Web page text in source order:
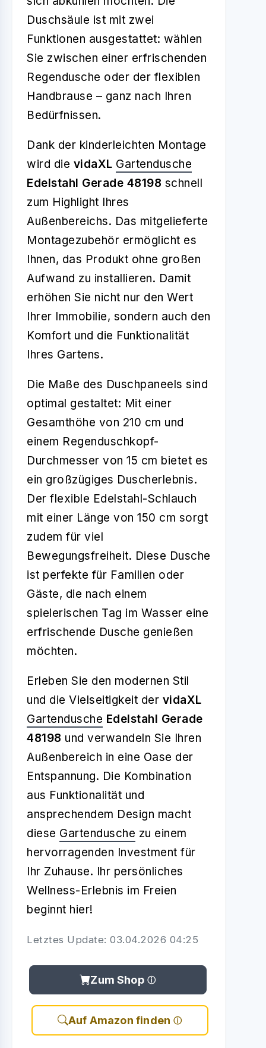
Duschsäule ist mit zwei
Funktionen ausgestattet: wählen
Sie zwischen einer erfrischenden
Regendusche oder der flexiblen
Handbrause – ganz nach Ihren
Bedürfnissen.
Dank der kinderleichten Montage
wird die vidaXL Gartendusche
Edelstahl Gerade 48198 schnell
zum Highlight Ihres
Außenbereichs. Das mitgelieferte
Montagezubehör ermöglicht es
Ihnen, das Produkt ohne großen
Aufwand zu installieren. Damit
erhöhen Sie nicht nur den Wert
Ihrer Immobilie, sondern auch den
Komfort und die Funktionalität
Ihres Gartens.
Die Maße des Duschpaneels sind
optimal gestaltet: Mit einer
Gesamthöhe von 210 cm und
einem Regenduschkopf-
Durchmesser von 15 cm bietet es
ein großzügiges Duscherlebnis.
Der flexible Edelstahl-Schlauch
mit einer Länge von 150 cm sorgt
zudem für viel
Bewegungsfreiheit. Diese Dusche
ist perfekte für Familien oder
Gäste, die nach einem
spielerischen Tag im Wasser eine
erfrischende Dusche genießen
möchten.
Erleben Sie den modernen Stil
und die Vielseitigkeit der vidaXL
Gartendusche Edelstahl Gerade
48198 und verwandeln Sie Ihren
Außenbereich in eine Oase der
Entspannung. Die Kombination
aus Funktionalität und
ansprechendem Design macht
diese Gartendusche zu einem
hervorragenden Investment für
Ihr Zuhause. Ihr persönliches
Wellness-Erlebnis im Freien
beginnt hier!
Letztes Update: 03.04.2026 04:25
Zum Shop
Auf Amazon finden